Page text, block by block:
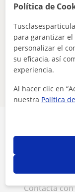
guárdala y te
Eliminar filtros
Estos
Contacta
Política de
para garantizar
personalizar el
su eficacia, así
experiencia.
Al hacer clic en
nuestra Política